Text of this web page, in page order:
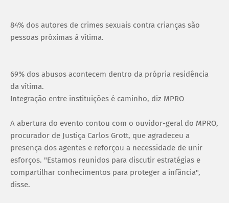
84% dos autores de crimes sexuais contra crianças são
pessoas próximas à vítima.
69% dos abusos acontecem dentro da própria residência
da vítima.
Integração entre instituições é caminho, diz MPRO
A abertura do evento contou com o ouvidor-geral do MPRO,
procurador de Justiça Carlos Grott, que agradeceu a
presença dos agentes e reforçou a necessidade de unir
esforços. "Estamos reunidos para discutir estratégias e
compartilhar conhecimentos para proteger a infância",
disse.